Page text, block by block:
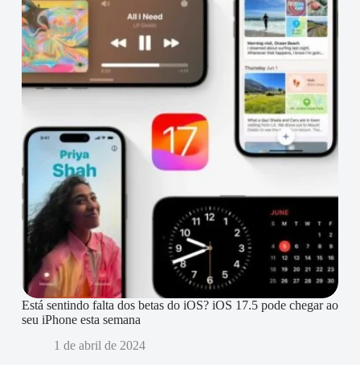
Está sentindo falta dos betas do iOS? iOS 17.5 pode chegar ao
seu iPhone esta semana
1 de abril de 2024